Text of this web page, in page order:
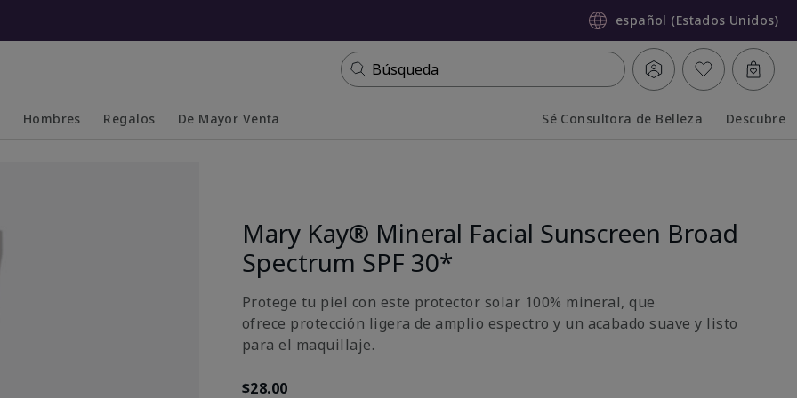
español (Estados Unidos)
Búsqueda
Hombres Regalos De Mayor Venta Sé Consultora de Belleza Descubre
Mary Kay® Mineral Facial Sunscreen Broad
Spectrum SPF 30*
Protege tu piel con este protector solar 100% mineral, que
ofrece protección ligera de amplio espectro y un acabado suave y listo
para el maquillaje.
$28.00